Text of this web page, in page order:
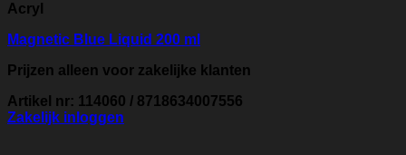
Acryl
Magnetic Blue Liquid 200 ml
Prijzen alleen voor zakelijke klanten
Artikel nr: 114060 / 8718634007556
Zakelijk inloggen